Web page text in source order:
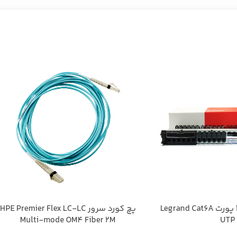
پچ پنل لگراند 24 پورت Legrand Cat6A
UTP
پچ کورد سرور HPE Premier Flex LC-LC
Multi-mode OM4 Fiber 2M